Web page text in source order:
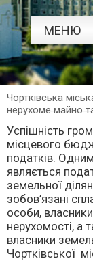
МЕНЮ
Чортківська
нерухоме майно
Успішність
місцевого
податків.
являється
земельної
зобов’язані
особи,
нерухомості, а
власники
Чортківської